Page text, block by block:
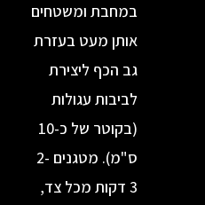
במחבת ומשטחים
אותן מעט בעזרת
גב הכף ליצירת
לביבות עגולות
(בקוטר של כ-10
ס"מ). מטגנים 2-
3 דקות מכל צד,